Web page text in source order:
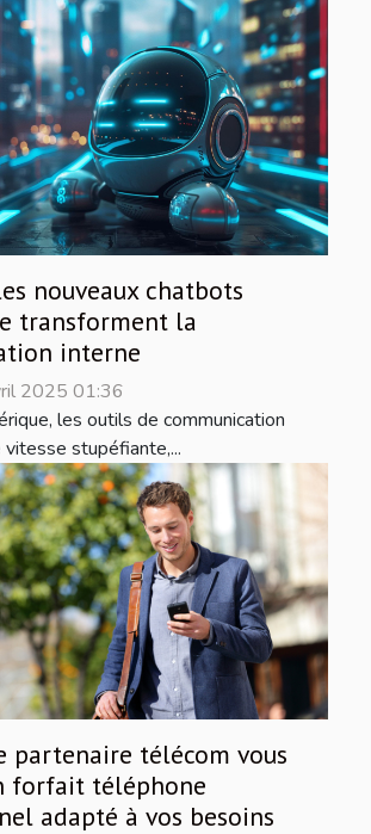
nouveaux chatbots
transforment la
interne
2025 01:36
les outils de communication
stupéfiante,...
partenaire télécom vous
forfait téléphone
adapté à vos besoins